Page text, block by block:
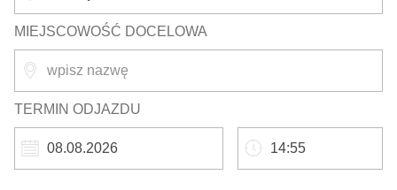
MIEJSCOWOŚĆ DOCELOWA
TERMIN ODJAZDU